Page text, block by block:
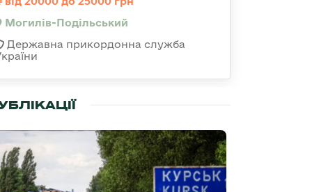
Могилів-Подільський
Державна прикордонна служба